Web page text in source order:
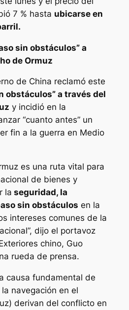
7 % hasta ubicarse en
sin obstáculos” a
de Ormuz
de China reclamó este
obstáculos” a través del
y incidió en la
“cuanto antes” un
fin a la guerra en Medio
es una ruta vital para
de bienes y
la seguridad, la
sin obstáculos en la
intereses comunes de la
dijo el portavoz
chino, Guo
rueda de prensa.
causa fundamental de
navegación en el
derivan del conflicto en